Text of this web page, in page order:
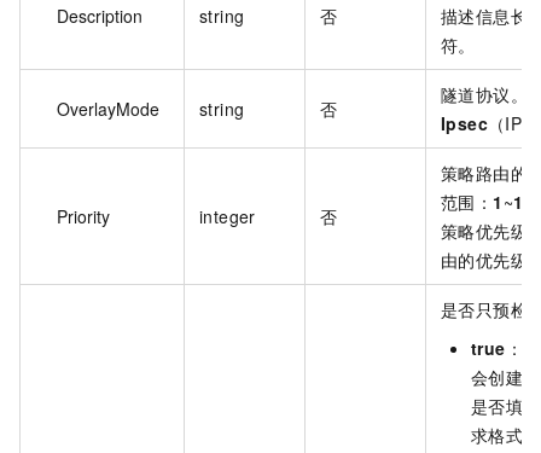
Description string 否
描述信息长
符。
OverlayMode string 否
隧道协议。
Ipsec （
Priority integer 否
策略路由的
范围： 1 ~
策略优先级
由的优先级
是否只预检
true ：
会创建
是否填
求格式